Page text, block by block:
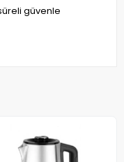
güvenle